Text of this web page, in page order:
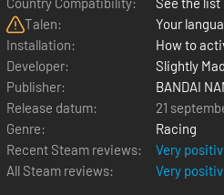
Talen:
Your
Installation:
How to
Developer:
Slightly
Publisher:
BANDAI
Release datum:
21
Genre:
Racing
Recent Steam reviews:
Very
All Steam reviews:
Very